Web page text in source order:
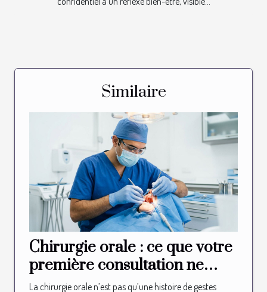
Similaire
Chirurgie orale : ce que votre
première consultation ne
vous révélera jamais
La chirurgie orale n’est pas qu’une histoire de gestes